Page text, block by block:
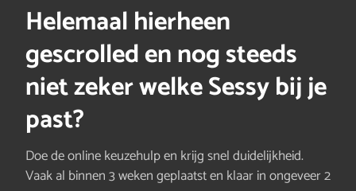
Helemaal hierheen
gescrolled en nog steeds
niet zeker welke Sessy bij je
past?
Doe de online keuzehulp en krijg snel duidelijkheid.
Vaak al binnen 3 weken geplaatst en klaar in ongeveer 2